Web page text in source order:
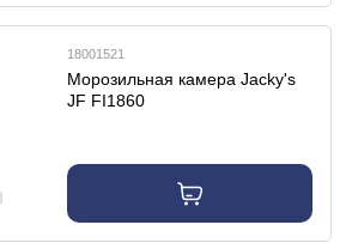
18001521
Морозильная камера Jacky's
JF FI1860